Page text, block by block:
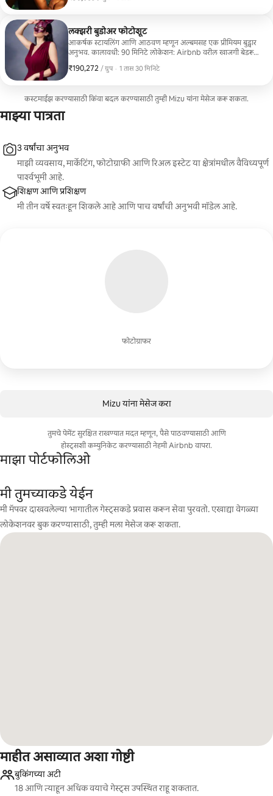
लक्झरी बुडोअर फोटोशूट
आकर्षक स्टायलिंग आणि आठवण म्हणून अल्बमसह एक प्रीमियम बुड्वार
अनुभव. कालावधी: 90 मिनिटे लोकेशन: Airbnb वरील खाजगी बेडरूम
पोज देणे • बेडरूम स्टुडिओ सेटिंग • 30 व्यावसायिकरित्या रिटच केलेले
₹190,272 / ग्रुप
₹190,272, प्रति ग्रुप
, · 1 तास 30 मिनिटे
कस्टमाईझ करण्यासाठी किंवा बदल करण्यासाठी तुम्ही Mizu यांना मेसेज करू शकता.
माझ्या पात्रता
फोटोग्राफर
3 वर्षांचा अनुभव
माझी व्यवसाय, मार्केटिंग, फोटोग्राफी आणि रिअल इस्टेट या क्षेत्रांमधील वैविध्यपूर्ण
पार्श्वभूमी आहे.
शिक्षण आणि प्रशिक्षण
मी तीन वर्षे स्वतःहून शिकले आहे आणि पाच वर्षांची अनुभवी मॉडेल आहे.
Mizu यांना मेसेज करा
तुमचे पेमेंट सुरक्षित राखण्यात मदत म्हणून, पैसे पाठवण्यासाठी आणि
होस्ट्सशी कम्युनिकेट करण्यासाठी नेहमी Airbnb वापरा.
माझा पोर्टफोलिओ
मी तुमच्याकडे येईन
मी मॅपवर दाखवलेल्या भागातील गेस्ट्सकडे प्रवास करून सेवा पुरवतो. एखाद्या वेगळ्या
लोकेशनवर बुक करण्यासाठी, तुम्ही मला मेसेज करू शकता.
माहीत असाव्यात अशा गोष्टी
बुकिंगच्या अटी
18 आणि त्याहून अधिक वयाचे गेस्ट्स उपस्थित राहू शकतात.